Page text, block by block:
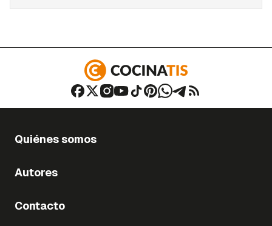
Quiénes somos
Autores
Contacto